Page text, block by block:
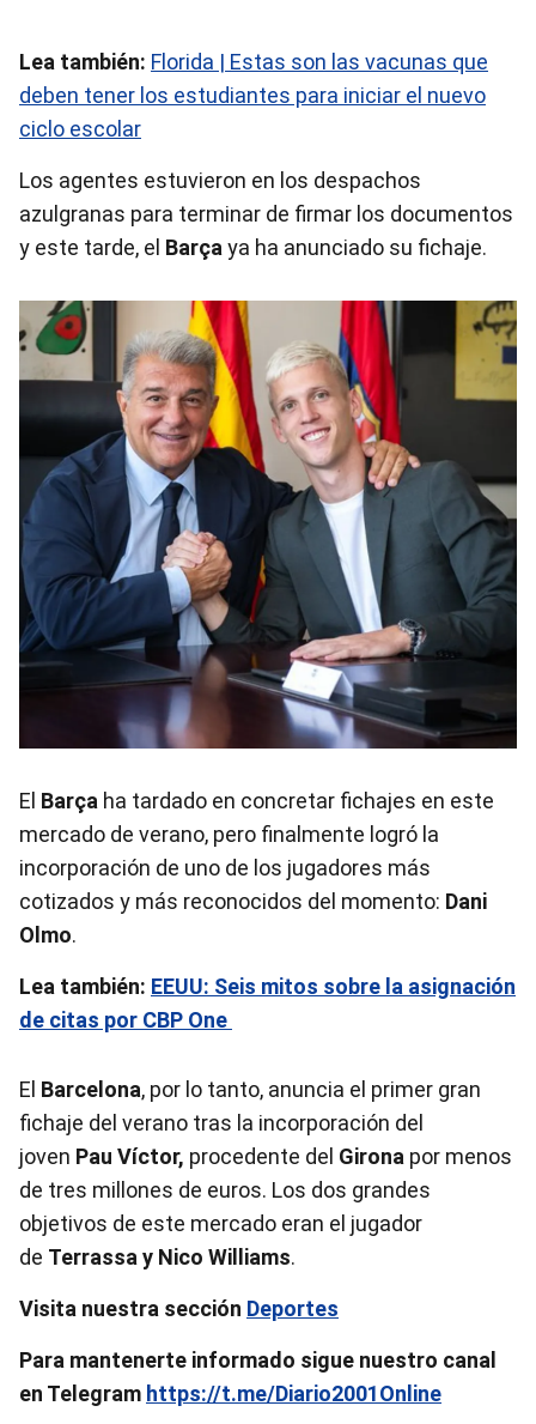
Lea también: Florida | Estas son las vacunas que
deben tener los estudiantes para iniciar el nuevo
ciclo escolar
Los agentes estuvieron en los despachos
azulgranas para terminar de firmar los documentos
y este tarde, el Barça ya ha anunciado su fichaje.
El Barça ha tardado en concretar fichajes en este
mercado de verano, pero finalmente logró la
incorporación de uno de los jugadores más
cotizados y más reconocidos del momento: Dani
Olmo.
Lea también: EEUU: Seis mitos sobre la asignación
de citas por CBP One
El Barcelona, por lo tanto, anuncia el primer gran
fichaje del verano tras la incorporación del
joven Pau Víctor, procedente del Girona por menos
de tres millones de euros. Los dos grandes
objetivos de este mercado eran el jugador
de Terrassa y Nico Williams.
Visita nuestra sección Deportes
Para mantenerte informado sigue nuestro canal
en Telegram https://t.me/Diario2001Online